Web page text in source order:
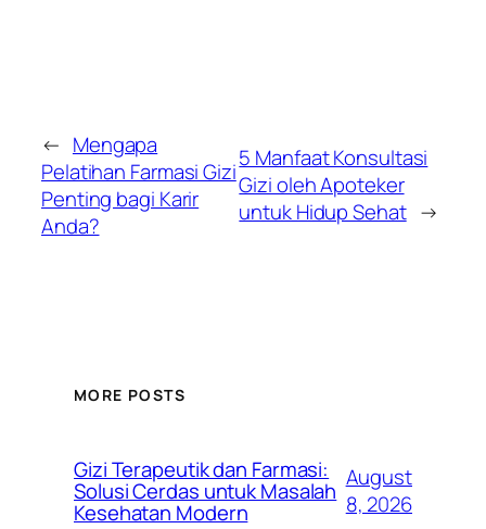
← Mengapa
Pelatihan Farmasi Gizi
Penting bagi Karir
Anda?
5 Manfaat Konsultasi
Gizi oleh Apoteker
untuk Hidup Sehat →
MORE POSTS
Gizi Terapeutik dan Farmasi:
Solusi Cerdas untuk Masalah
Kesehatan Modern
August
8, 2026